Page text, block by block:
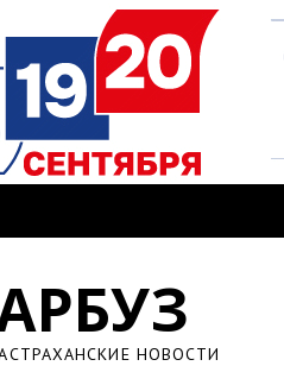
НОВОСТИ